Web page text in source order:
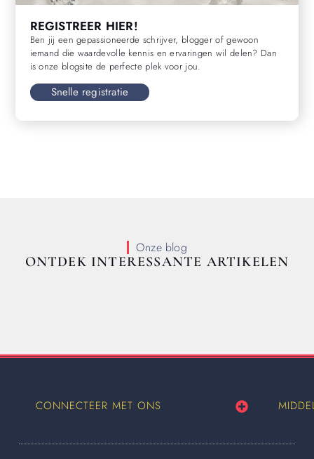
REGISTREER HIER!
Ben jij een gepassioneerde schrijver, blogger of gewoon
iemand die waardevolle kennis en ervaringen wil delen? Dan
is onze blogsite de perfecte plek voor jou.
Snelle registratie
Onze blog
ONTDEK INTERESSANTE ARTIKELEN
CONNECTEER MET ONS